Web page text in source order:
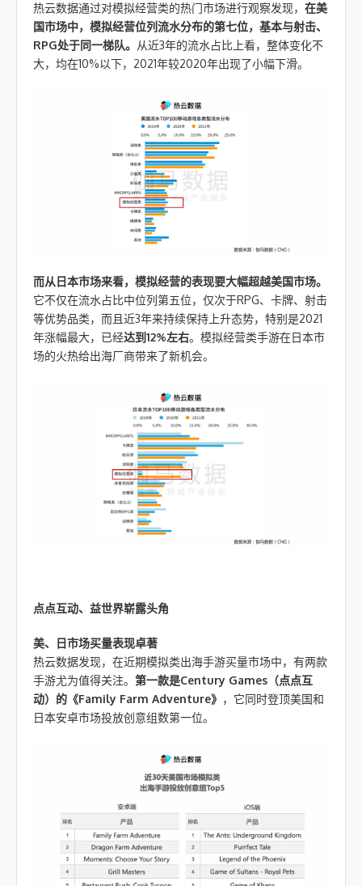
热云数据通过对模拟经营类的热门市场进行观察发现， 在美
国市场中， 模拟经营位列流水分布的第七位，基本与射击、
RPG处于同一梯队。 从近3年的流水占比上看，整体变化不
大，均在10%以下，2021年较2020年出现了小幅下滑。
而从日本市场来看，模拟经营的表现要大幅超越美国市场。
它不仅在流水占比中位列第五位，仅次于RPG、卡牌、射击
等优势品类，而且近3年来持续保持上升态势，特别是2021
年涨幅最大，已经达到12%左右。模拟经营类手游在日本市
场的火热给出海厂商带来了新机会。
点点互动、益世界崭露头角
美、日市场买量表现卓著
热云数据发现，在近期模拟类出海手游买量市场中，有两款
手游尤为值得关注。 第一款是Century Games（点点互
动）的《Family Farm Adventure》 ，它同时登顶美国和
日本安卓市场投放创意组数第一位。